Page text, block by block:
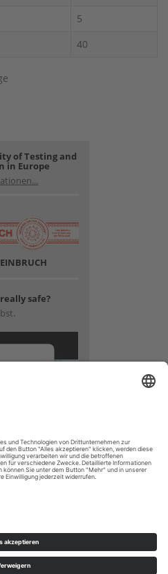
5
40
of Testing and
in Europe
safe?
YouTube
Video-
zu
einen